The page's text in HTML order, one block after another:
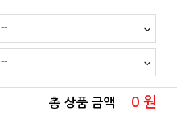
총 상품 금액 0 원